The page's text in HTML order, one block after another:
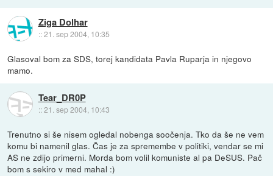
Ziga Dolhar
::21. sep 2004, 10:35
Glasoval bom za SDS, torej kandidata Pavla Ruparja in njegovo
mamo.
Tear_DR0P
::21. sep 2004, 10:43
Trenutno si še nisem ogledal nobenga soočenja. Tko da še ne vem
komu bi namenil glas. Čas je za spremembe v politiki, vendar se mi
AS ne zdijo primerni. Morda bom volil komuniste al pa DeSUS. Pač
bom s sekiro v med mahal :)